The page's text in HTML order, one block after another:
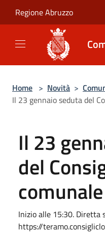
Regione Abruzzo
Home > Novità >
Il 23 gennaio seduta del
Il 23
del
comunale
Inizio alle 15:30. Diretta
https://